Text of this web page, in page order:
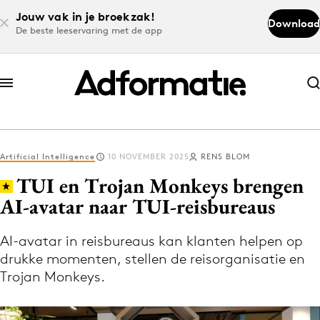
Jouw vak in je broekzak!
De beste leeservaring met de app
Download
Abonneer nu
Abonneer nu
Log in
Volg het laatste nieuws via de Adformatie
Nieuws app
Artificial Intelligence 10 NOVEMBER 2025 RENS BLOM
TUI en Trojan Monkeys brengen
AI-avatar naar TUI-reisbureaus
AI-avatar in reisbureaus kan klanten helpen op
drukke momenten, stellen de reisorganisatie en
Trojan Monkeys.